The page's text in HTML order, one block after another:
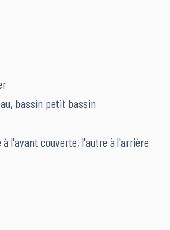
bassin petit bassin
à l'avant couverte, l'autre à l'arrière